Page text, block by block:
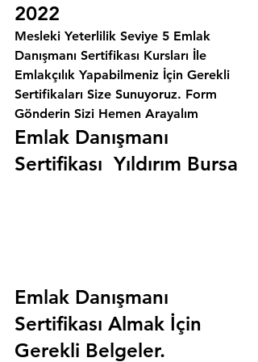
2022
Mesleki Yeterlilik Seviye 5 Emlak
Danışmanı Sertifikası Kursları İle
Emlakçılık Yapabilmeniz İçin Gerekli
Sertifikaları Size Sunuyoruz. Form
Gönderin Sizi Hemen Arayalım
Emlak Danışmanı
Sertifikası  Yıldırım Bursa
Emlak Danışmanı
Sertifikası Almak İçin
Gerekli Belgeler.